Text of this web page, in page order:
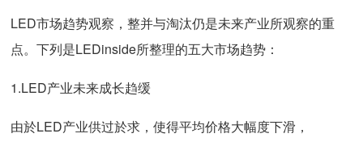
LED市场趋势观察，整并与淘汰仍是未来产业所观察的重
点。下列是LEDinside所整理的五大市场趋势：
1.LED产业未来成长趋缓
由於LED产业供过於求，使得平均价格大幅度下滑，